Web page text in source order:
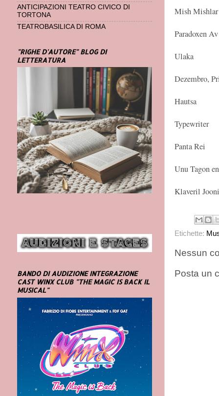
Mish Mishlar
Paradoxen
Ulaka
Dezembro,
Hautsa
Typewriter
Panta Rei
Unu Tagon
Klaveril
Etichette:
Nessun
Posta un
ANTICIPAZIONI TEATRO CIVICO DI
TORTONA
TEATROBASILICA DI ROMA
"RIGHE D'AUTORE" BLOG DI
LETTERATURA
BANDO DI AUDIZIONE INTEGRAZIONE
CAST WINX CLUB "THE MAGIC IS BACK IL
MUSICAL"